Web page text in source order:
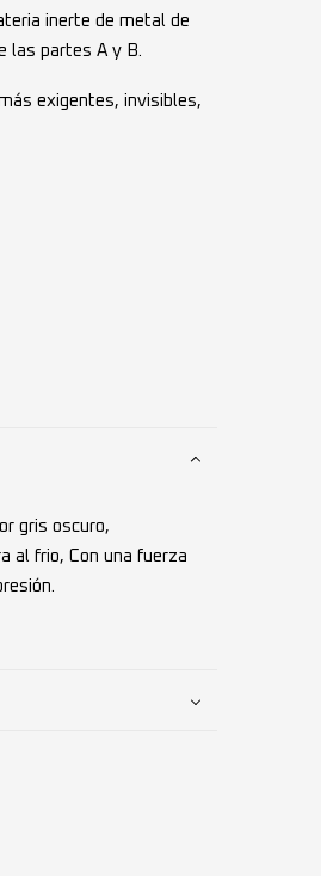
inerte de metal de
las partes A y B.
exigentes, invisibles,
gris oscuro,
al frio, Con una fuerza